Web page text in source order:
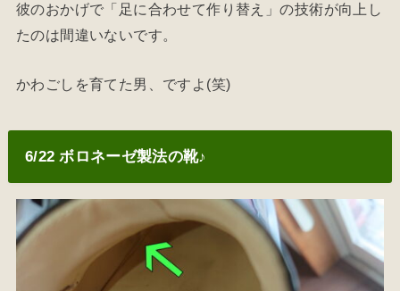
彼のおかげで「足に合わせて作り替え」の技術が向上し
たのは間違いないです。
かわごしを育てた男、ですよ(笑)
6/22 ボロネーゼ製法の靴♪